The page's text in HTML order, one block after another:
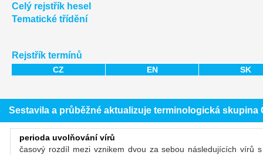
Celý rejstřík hesel
Tematické třídění
Rejstřík termínů
CZ EN SK
Sestavila a průběžné aktualizuje terminologická
perioda uvolňování vírů
časový rozdíl mezi vznikem dvou za sebou následujících